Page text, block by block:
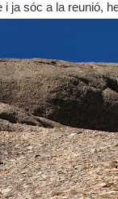
ja sóc a la reunió,